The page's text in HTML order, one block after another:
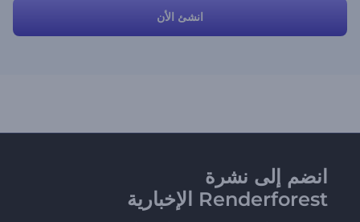
انشئ الأن
انضم إلى نشرة
Renderforest الإخبارية